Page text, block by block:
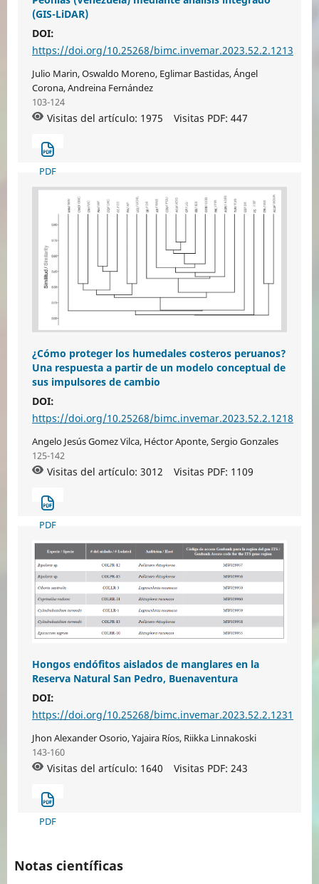
(GIS-LiDAR)
DOI:
https://doi.org/10.25268/bimc.invemar.2023.52.2.1213
Julio Marin, Oswaldo Moreno, Eglimar Bastidas, Ángel
Corona, Andreina Fernández
103-124
Visitas del artículo: 1975 Visitas PDF: 447
PDF
¿Cómo proteger los humedales costeros peruanos?
Una respuesta a partir de un modelo conceptual de
sus impulsores de cambio
DOI:
https://doi.org/10.25268/bimc.invemar.2023.52.2.1218
Angelo Jesús Gomez Vilca, Héctor Aponte, Sergio Gonzales
125-142
Visitas del artículo: 3012 Visitas PDF: 1109
PDF
Hongos endófitos aislados de manglares en la
Reserva Natural San Pedro, Buenaventura
DOI:
https://doi.org/10.25268/bimc.invemar.2023.52.2.1231
Jhon Alexander Osorio, Yajaira Ríos, Riikka Linnakoski
143-160
Visitas del artículo: 1640 Visitas PDF: 243
PDF
Notas científicas